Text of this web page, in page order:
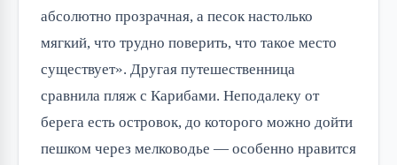
абсолютно прозрачная, а песок настолько
мягкий, что трудно поверить, что такое место
существует». Другая путешественница
сравнила пляж с Карибами. Неподалеку от
берега есть островок, до которого можно дойти
пешком через мелководье — особенно нравится